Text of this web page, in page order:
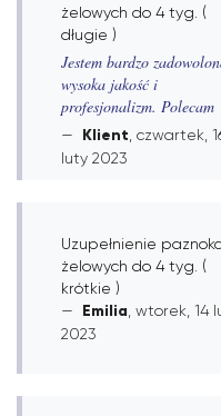
żelowych do 4 tyg. (
długie )
Jestem bardzo
wysoka jakość i
profesjonalizm. Polecam
Klient , czwartek,
luty 2023
Uzupełnienie
żelowych do 4 tyg. (
krótkie )
Emilia , wtorek, 14
2023